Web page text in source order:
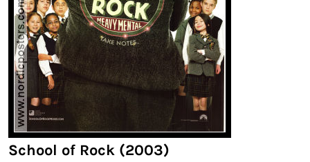
School of Rock (2003)